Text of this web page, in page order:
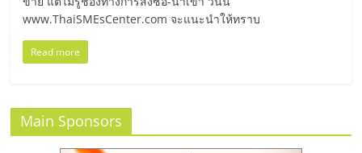
ที่
แฟ
www.ThaiSMEsCenter.com จะแนะนำให้ทราบ
Read more
Main Sponsors